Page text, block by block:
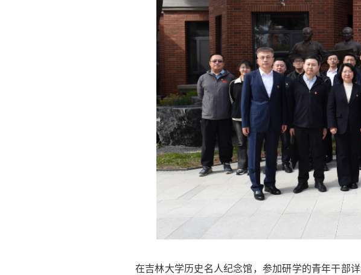
在吉林大学历史名人纪念馆，参加研学的青年干部